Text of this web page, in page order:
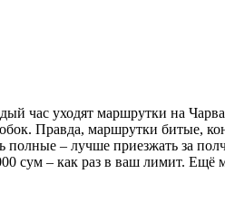
час уходят маршрутки на
Правда, маршрутки битые,
– лучше приезжать за
сум – как раз в ваш лимит. Ещё